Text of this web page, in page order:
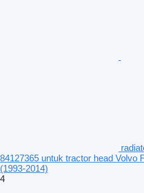
84127365 untuk tractor head Volvo
(1993-2014)
4